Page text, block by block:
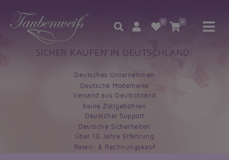
0 0
SICHER KAUFEN IN DEUTSCHLAND:
Deutsches Unternehmen
Deutsche Modemarke
Versand aus Deutschland
Keine Zollgebühren
Deutscher Support
Deutsche Sicherheiten
Über 10 Jahre Erfahrung
Raten- & Rechnungskauf